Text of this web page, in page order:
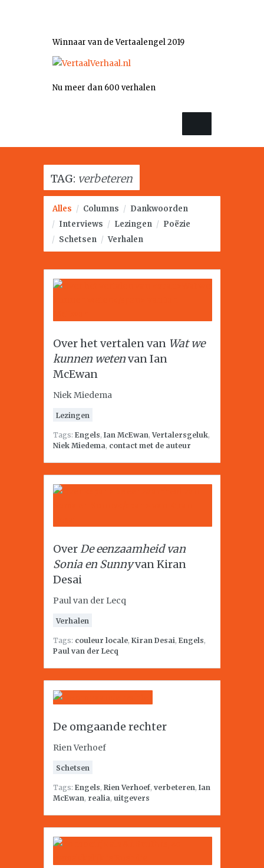
Winnaar van de Vertaalengel 2019
Nu meer dan 600 verhalen
TAG: verbeteren
Alles / Columns / Dankwoorden
/ Interviews / Lezingen / Poëzie
/ Schetsen / Verhalen
Over het vertalen van Wat we
kunnen wetenvan Ian
McEwan
Niek Miedema
Lezingen
Tags: Engels, Ian McEwan,Vertalersgeluk,
Niek Miedema, contact met de auteur
OverDe eenzaamheid van
Sonia en Sunnyvan Kiran
Desai
Paul van der Lecq
Verhalen
Tags: couleur locale, Kiran Desai, Engels,
Paul van der Lecq
De omgaande rechter
Rien Verhoef
Schetsen
Tags: Engels, Rien Verhoef, verbeteren, Ian
McEwan, realia, uitgevers